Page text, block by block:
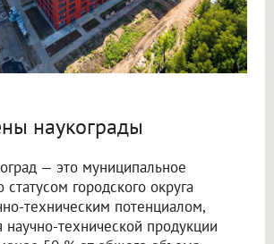
наукограды
— это муниципальное
городского округа
техническим потенциалом,
научно-технической продукции